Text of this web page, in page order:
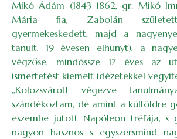
Mikó Ádám (1843–1862, gr. Mikó
Mária fia, Zabolán
gyermekeskedett, majd a
tanult, 19 évesen elhunyt), a
végzőse, mindössze 17 éves az
ismertetést kiemelt idézetekkel
„Kolozsvárott végezve
szándékoztam, de amint a külföldre
eszembe jutott Napóleon tréfája, s
nagyon hasznos s egyszersmind